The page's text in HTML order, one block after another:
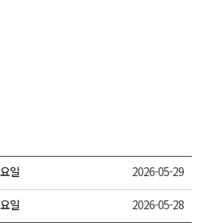
일 2026-05-29
일 2026-05-28